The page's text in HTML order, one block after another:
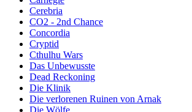
Cerebria
CO2 - 2nd Chance
Concordia
Cryptid
Cthulhu Wars
Das Unbewusste
Dead Reckoning
Die Klinik
Die verlorenen Ruinen von Arnak
Die Wölfe